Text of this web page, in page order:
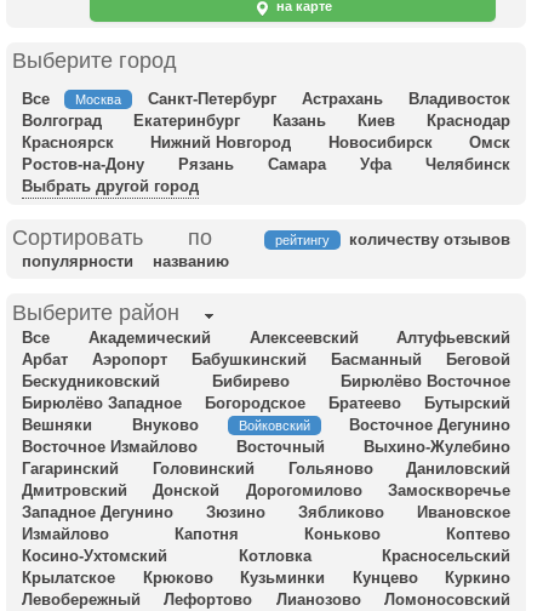
на карте
Выберите город
Все Москва Санкт-Петербург Астрахань
Владивосток
Волгоград
Екатеринбург Казань Киев
Краснодар
Красноярск
Нижний Новгород Новосибирск
Омск
Ростов-на-Дону
Рязань Самара Уфа
Челябинск
Выбрать другой город
Сортировать по рейтингу
количеству отзывов
популярности
названию
Выберите район
Все Академический Алексеевский
Алтуфьевский
Арбат
Аэропорт Бабушкинский Басманный
Беговой
Бескудниковский
Бибирево
Бирюлёво Восточное
Бирюлёво Западное
Богородское Братеево
Бутырский
Вешняки
Внуково Войковский
Восточное Дегунино
Восточное Измайлово
Восточный
Выхино-Жулебино
Гагаринский
Головинский Гольяново
Даниловский
Дмитровский
Донской Дорогомилово
Замоскворечье
Западное Дегунино
Зюзино Зябликово
Ивановское
Измайлово
Капотня Коньково
Коптево
Косино-Ухтомский
Котловка
Красносельский
Крылатское
Крюково Кузьминки Кунцево
Куркино
Левобережный
Лефортово Лианозово
Ломоносовский